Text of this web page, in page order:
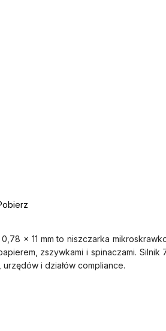
0,78 x 11 mm to niszczarka
zszywkami i spinaczami. Silnik
i działów compliance.